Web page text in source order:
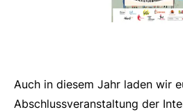
Auch in diesem Jahr laden wir
Abschlussveranstaltung der